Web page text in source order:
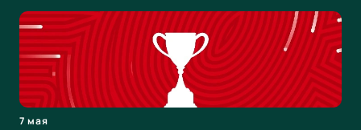
7 мая